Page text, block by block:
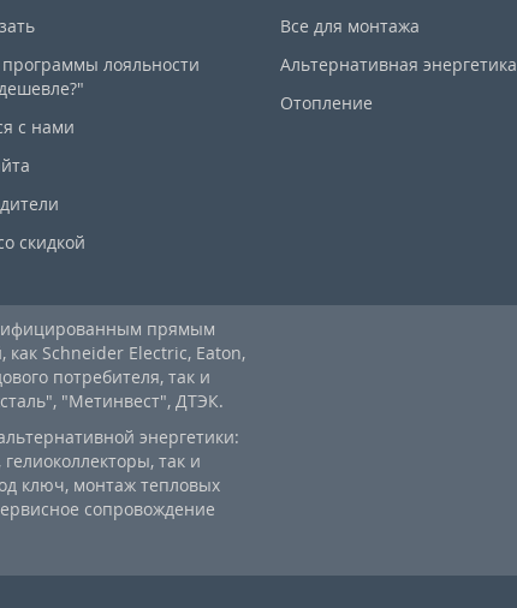
лояльности
с нами
скидкой
Все для монтажа
Альтернативная энергетика
Отопление
прямым
Schneider Electric, Eaton,
потребителя, так и
"Метинвест", ДТЭК.
энергетики:
так и
ключ, монтаж тепловых
сопровождение